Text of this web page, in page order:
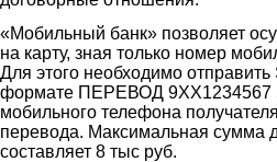
«Мобильный банк» позволяет
на карту, зная только номер
Для этого необходимо
формате ПЕРЕВОД 9ХХ1234567
мобильного телефона
перевода. Максимальная сумма
составляет 8 тыс руб.